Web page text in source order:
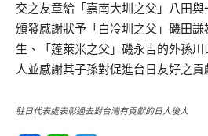
交之友章給「嘉南大圳之父」八田
頒發感謝狀予「白冷圳之父」磯田
生、「蓬萊米之父」磯永吉的外孫
人並感謝其子孫對促進台日友好之貢
駐日代表處表彰過去對台灣有貢獻的日人後人